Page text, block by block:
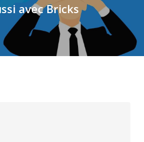
avec Bricks